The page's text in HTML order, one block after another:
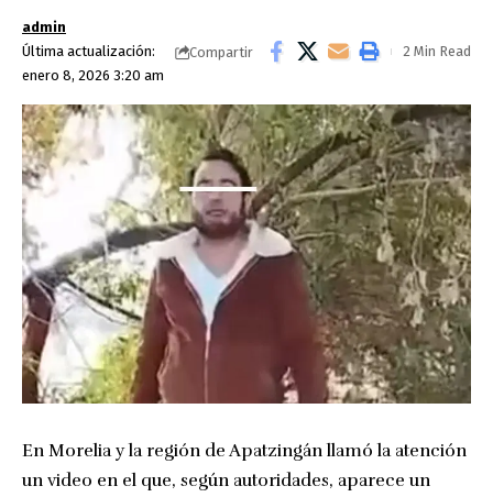
Última actualización:
enero 8, 2026 3:20 am
admin
Compartir
2 Min Read
En Morelia y la región de Apatzingán llamó la atención
un video en el que, según autoridades, aparece un